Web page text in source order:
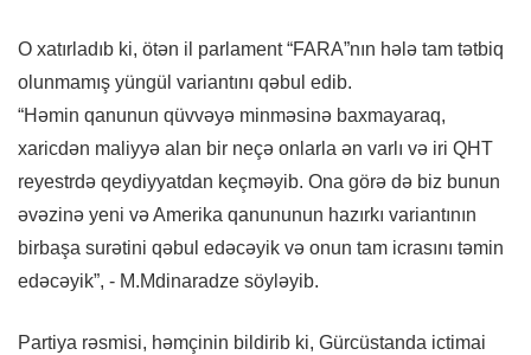
O xatırladıb ki, ötən il parlament “FARA”nın hələ tam tətbiq
olunmamış yüngül variantını qəbul edib.
“Həmin qanunun qüvvəyə minməsinə baxmayaraq,
xaricdən maliyyə alan bir neçə onlarla ən varlı və iri QHT
reyestrdə qeydiyyatdan keçməyib. Ona görə də biz bunun
əvəzinə yeni və Amerika qanununun hazırkı variantının
birbaşa surətini qəbul edəcəyik və onun tam icrasını təmin
edəcəyik”, - M.Mdinaradze söyləyib.
Partiya rəsmisi, həmçinin bildirib ki, Gürcüstanda ictimai